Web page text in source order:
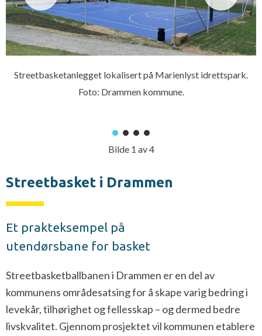
Streetbasketanlegget lokalisert på Marienlyst idrettspark.
Foto: Drammen kommune.
Bilde 1 av4
Streetbasket i Drammen
Et prakteksempel på
utendørsbane for basket
Streetbasketballbanen i Drammen er en del av
kommunens områdesatsing for å skape varig bedring i
levekår, tilhørighet og fellesskap – og dermed bedre
livskvalitet. Gjennom prosjektet vil kommunen etablere